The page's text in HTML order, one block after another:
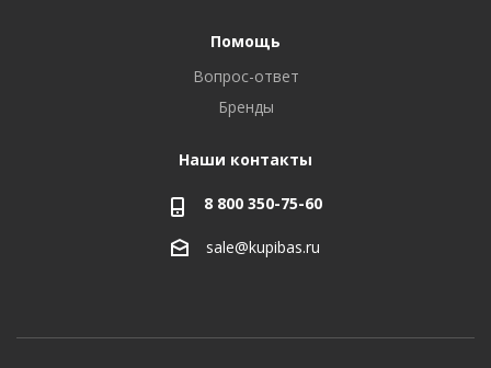
Помощь
Вопрос-ответ
Бренды
Наши контакты
8 800 350-75-60
sale@kupibas.ru